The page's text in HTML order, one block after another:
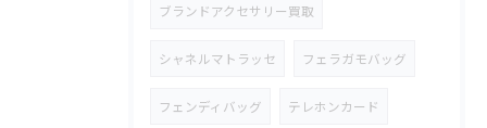
ブランドアクセサリー買取
シャネルマトラッセ フェラガモバッグ
フェンディバッグ テレホンカード